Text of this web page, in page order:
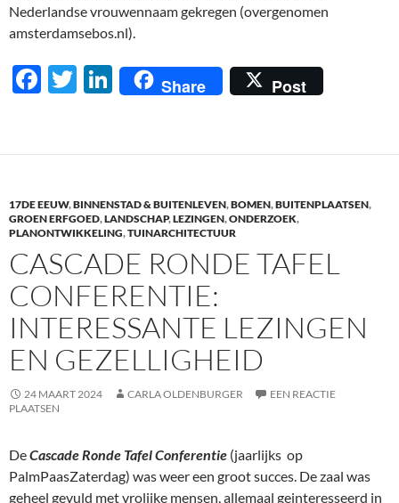
Nederlandse vrouwennaam gekregen (overgenomen
amsterdamsebos.nl).
F
b
o
o
k
T
er
Li
e
dI
n
Share Post
17DE EEUW,BINNENSTAD & BUITENLEVEN,BOMEN,BUITENPLAATSEN,
GROEN ERFGOED,LANDSCHAP,LEZINGEN,ONDERZOEK,
PLANONTWIKKELING,TUINARCHITECTUUR
CASCADE RONDE TAFEL
CONFERENTIE:
INTERESSANTE LEZINGEN
EN GEZELLIGHEID
24 MAART 2024 CARLA OLDENBURGER
EEN REACTIE
PLAATSEN
DeCascade Ronde Tafel Conferentie (jaarlijks op
PalmPaasZaterdag) was weer een groot succes. De zaal was
geheel gevuld met vrolijke mensen, allemaal geinteresseerd in